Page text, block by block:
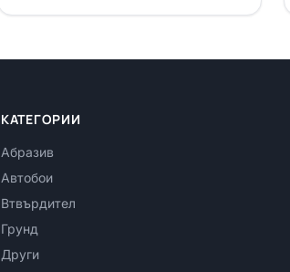
КАТЕГОРИИ
Абразив
Автобои
Втвърдител
Грунд
Други